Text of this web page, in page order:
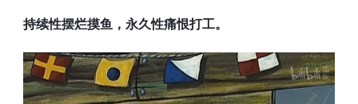
持续性摆烂摸鱼，永久性痛恨打工。